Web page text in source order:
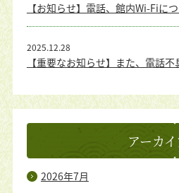
【お知らせ】電話、館内Wi-Fiに
【重要なお知らせ】また、電話不
2025.12.28
アーカ
2026年7月